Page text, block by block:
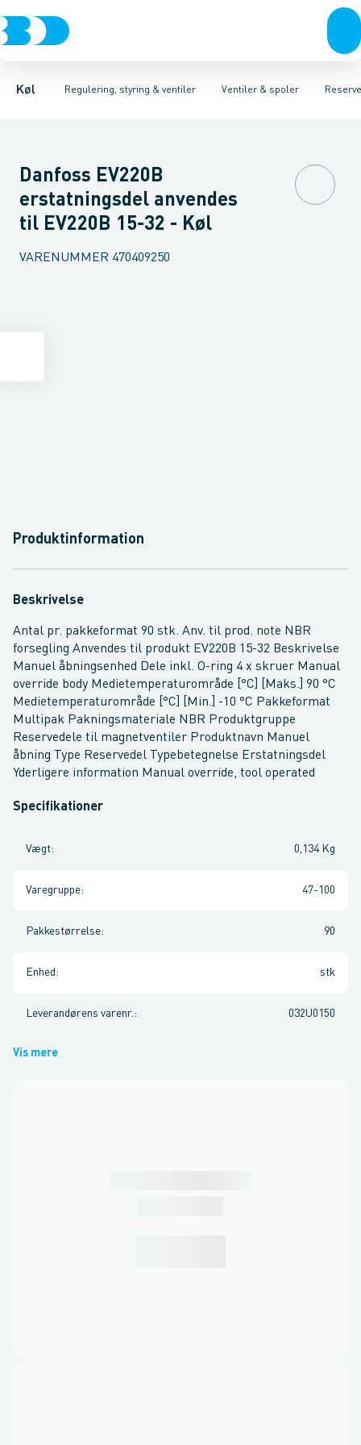
Køl Regulering, styring & ventiler
KompressorerKondenseringsaggregaterFordampere
Ventiler & spoler
Pressostater & termostaterSensorer & transmitterer
Magnetventiler til vandMagnetventiler til kølemiddel
Danfoss EV220B
erstatningsdel anvendes
til EV220B 15-32 - Køl
VARENUMMER 470409250
Produktinformation
Beskrivelse
Antal pr. pakkeformat 90 stk. Anv. til prod. note NBR
forsegling Anvendes til produkt EV220B 15-32 Beskrivelse
Manuel åbningsenhed Dele inkl. O-ring 4 x skruer Manual
override body Medietemperaturområde [°C] [Maks.] 90 °C
Medietemperaturområde [°C] [Min.] -10 °C Pakkeformat
Multipak Pakningsmateriale NBR Produktgruppe
Reservedele til magnetventiler Produktnavn Manuel
åbning Type Reservedel Typebetegnelse Erstatningsdel
Yderligere information Manual override, tool operated
Specifikationer
Vægt: 0,134 Kg
Varegruppe: 47-100
Pakkestørrelse: 90
Enhed : stk
Leverandørens varenr. : 032U0150
Vis mere